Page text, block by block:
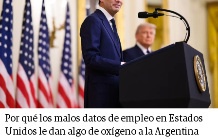
Por qué los malos datos de empleo en Estados
Unidos le dan algo de oxígeno a la Argentina